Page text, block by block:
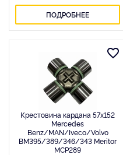
ПОДРОБНЕЕ
Крестовина кардана 57x152
Mercedes
Benz/MAN/Iveco/Volvo
BM395/389/346/343 Meritor
MCP289